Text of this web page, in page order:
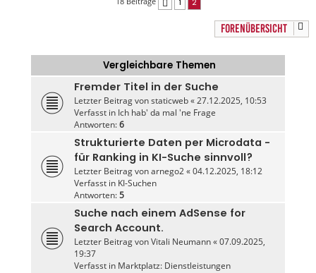
Vorherige
1 2
FORENÜBERSICHT
Vergleichbare Themen
Fremder Titel in der Suche
Letzter Beitrag vonstaticweb«27.12.2025, 10:53
Verfasst in Ich hab' da mal 'ne Frage
Antworten:6
Strukturierte Daten per Microdata -
für Ranking in KI-Suche sinnvoll?
Letzter Beitrag vonarnego2«04.12.2025, 18:12
Verfasst in KI-Suchen
Antworten:5
Suche nach einem AdSense for
Search Account.
Letzter Beitrag vonVitali Neumann«07.09.2025,
19:37
Verfasst in Marktplatz: Dienstleistungen